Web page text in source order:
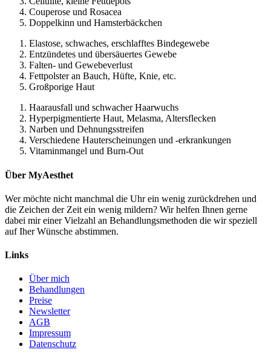
Couperose und Rosacea
Doppelkinn und Hamsterbäckchen
Elastose, schwaches, erschlafftes Bindegewebe
Entzündetes und übersäuertes Gewebe
Falten- und Gewebeverlust
Fettpolster an Bauch, Hüfte, Knie, etc.
Großporige Haut
Haarausfall und schwacher Haarwuchs
Hyperpigmentierte Haut, Melasma, Altersflecken
Narben und Dehnungsstreifen
Verschiedene Hauterscheinungen und -erkrankungen
Vitaminmangel und Burn-Out
Über MyAesthet
Wer möchte nicht manchmal die Uhr ein wenig zurückdrehen und
die Zeichen der Zeit ein wenig mildern? Wir helfen Ihnen gerne
dabei mir einer Vielzahl an Behandlungsmethoden die wir speziell
auf Iher Wünsche abstimmen.
Links
Über mich
Behandlungen
Preise
Newsletter
AGB
Impressum
Datenschutz